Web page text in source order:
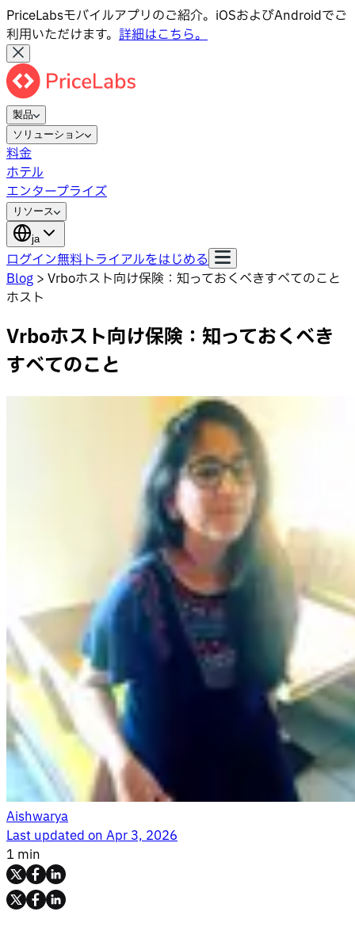
PriceLabsモバイルアプリのご紹介。iOSおよびAndroidでご
利用いただけます。 詳細はこちら。
製品
ソリューション
料金
ホテル
エンタープライズ
リソース
ja
ログイン無料トライアルをはじめる
Blog > Vrboホスト向け保険：知っておくべきすべてのこと
ホスト
Vrboホスト向け保険：知っておくべき
すべてのこと
Aishwarya
Last updated onApr 3, 2026
1 min